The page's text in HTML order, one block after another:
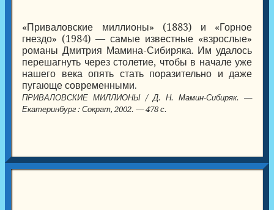
«Приваловские миллионы» (1883) и «Горное
гнездо» (1984) — самые известные «взрослые»
романы Дмитрия Мамина-Сибиряка. Им удалось
перешагнуть через столетие, чтобы в начале уже
нашего века опять стать поразительно и даже
пугающе современными.
ПРИВАЛОВСКИЕ МИЛЛИОНЫ / Д. Н. Мамин-Сибиряк. —
Екатеринбург : Сократ, 2002. — 478 с.